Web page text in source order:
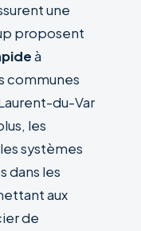
une
proposent
à
communes
du-Var
les
systèmes
dans les
aux
de